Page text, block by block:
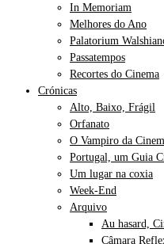
In Memoriam
Melhores do Ano
Palatorium
Passatempos
Recortes do Cinema
Crónicas
Alto, Baixo, Frágil
Orfanato
O Vampiro da
Portugal, um Guia
Um lugar na coxia
Week-End
Arquivo
Au hasard,
Câmara